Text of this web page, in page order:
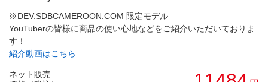
※DEV.SDBCAMEROON.COM 限定モデル
YouTuberの皆様に商品の使い心地などをご紹介いただいておりま
す！
紹介動画はこちら
ネット販売